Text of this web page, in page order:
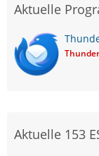
Aktuelle
Thunder
Aktuelle 153